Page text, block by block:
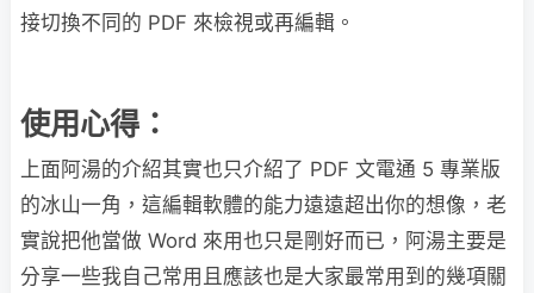
接切換不同的 PDF 來檢視或再編輯。
使用心得：
上面阿湯的介紹其實也只介紹了 PDF 文電通 5 專業版
的冰山一角，這編輯軟體的能力遠遠超出你的想像，老
實說把他當做 Word 來用也只是剛好而已，阿湯主要是
分享一些我自己常用且應該也是大家最常用到的幾項關